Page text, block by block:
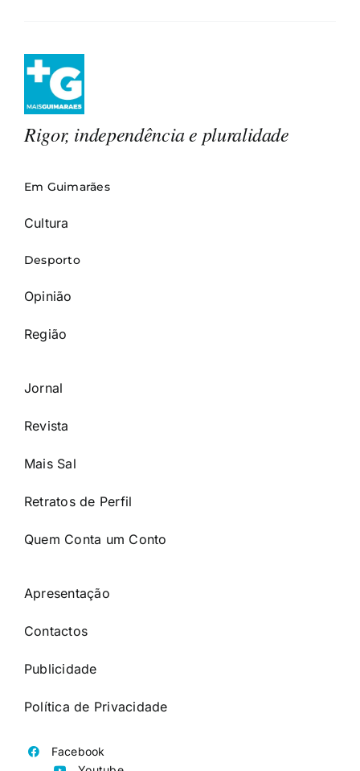
Rigor, independência e pluralidade
Em Guimarães
Cultura
Desporto
Opinião
Região
Jornal
Revista
Mais Sal
Retratos de Perfil
Quem Conta um Conto
Apresentação
Contactos
Publicidade
Política de Privacidade
Facebook